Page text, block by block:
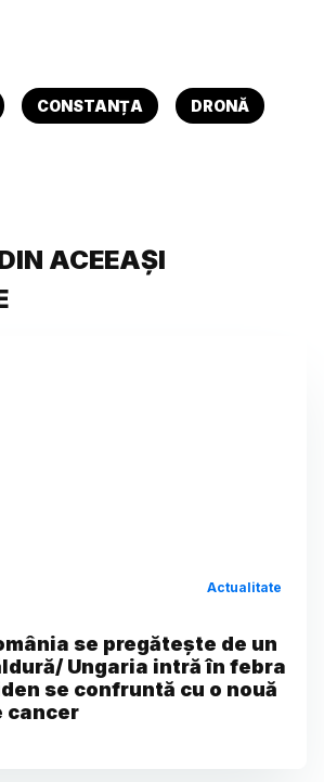
CONSTANȚA DRONĂ
ACEEAȘI
Actualitate
se pregătește de un
Ungaria intră în febra
se confruntă cu o nouă
cancer